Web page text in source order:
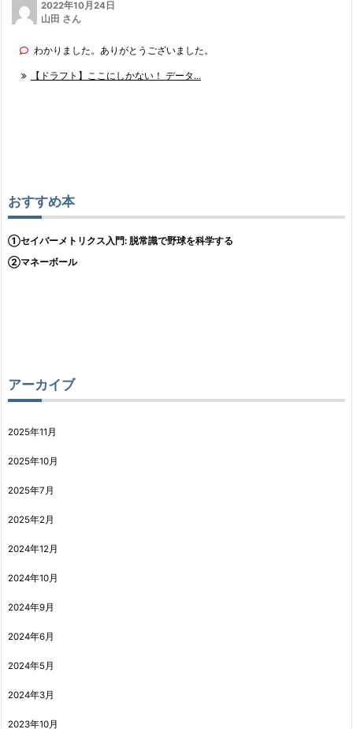
2022年10月24日
山田 さん
わかりました。ありがとうございました。
【ドラフト】ここにしかない！ データ...
おすすめ本
①セイバーメトリクス入門: 脱常識で野球を科学する
②マネーボール
アーカイブ
2025年11月
2025年10月
2025年7月
2025年2月
2024年12月
2024年10月
2024年9月
2024年6月
2024年5月
2024年3月
2023年10月